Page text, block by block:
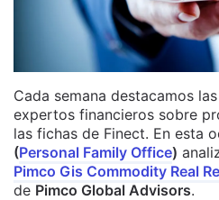
Cada semana destacamos
expertos financieros sobre
las fichas de Finect. En esta
(Personal Family Office)
Pimco Gis Commodity Real
de Pimco Global Advisors.